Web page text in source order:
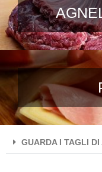
GUARDA I TAGLI